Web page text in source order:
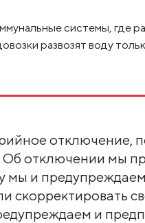
системы, где
развозят воду
отключение,
Об отключении мы
мы и
скорректировать
и